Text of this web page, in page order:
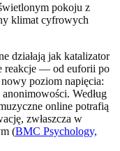
działają jak katalizator
reakcje — od euforii po
poziom napięcia:
Według
online potrafią
zwłaszcza w
(BMC Psychology,